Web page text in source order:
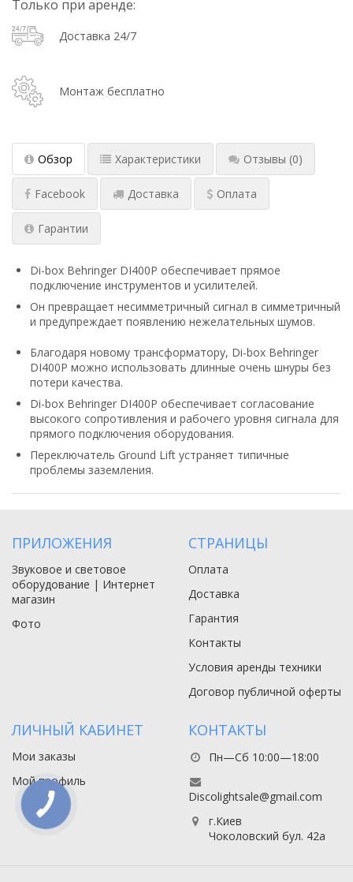
Только при аренде:
Доставка 24/7
Монтаж бесплатно
Обзор Характеристики Отзывы (0)
Facebook Доставка Оплата
Гарантии
Di-box Behringer DI400P обеспечивает прямое
подключение инструментов и усилителей.
Он превращает несимметричный сигнал в симметричный
и предупреждает появлению нежелательных шумов.
Благодаря новому трансформатору, Di-box Behringer
DI400P можно использовать длинные очень шнуры без
потери качества.
Di-box Behringer DI400P обеспечивает согласование
высокого сопротивления и рабочего уровня сигнала для
прямого подключения оборудования.
Переключатель Ground Lift устраняет типичные
проблемы заземления.
ПРИЛОЖЕНИЯ
Звуковое и световое
оборудование | Интернет
магазин
Фото
СТРАНИЦЫ
Оплата
Доставка
Гарантия
Контакты
Условия аренды техники
Договор публичной оферты
ЛИЧНЫЙ КАБИНЕТ
Мои заказы
Мой профиль
КОНТАКТЫ
Пн—Сб 10:00—18:00
Discolightsale@gmail.com
г.Киев
Чоколовский бул. 42а